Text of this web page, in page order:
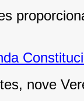
nove